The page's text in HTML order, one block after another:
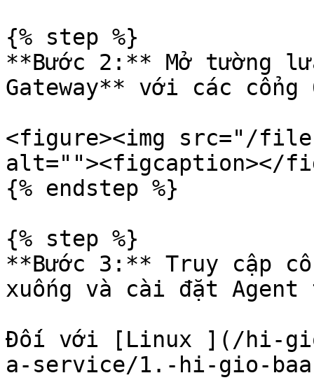
{% step %}
**Bước 2:** Mở tường
Gateway** với các
<figure><img src="/files/
alt=""><figcaption></
{% endstep %}
{% step %}
**Bước 3:** Truy cập
xuống và cài đặt
Đối với [Linux ](/hi-
a-service/1.-hi-gio-